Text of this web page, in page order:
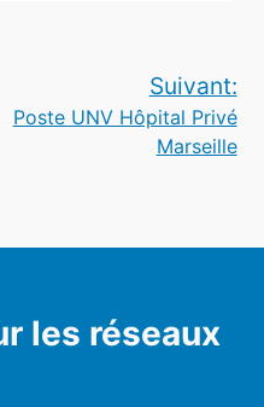
Suivant:
Poste UNV Hôpital Privé
Marseille
les réseaux